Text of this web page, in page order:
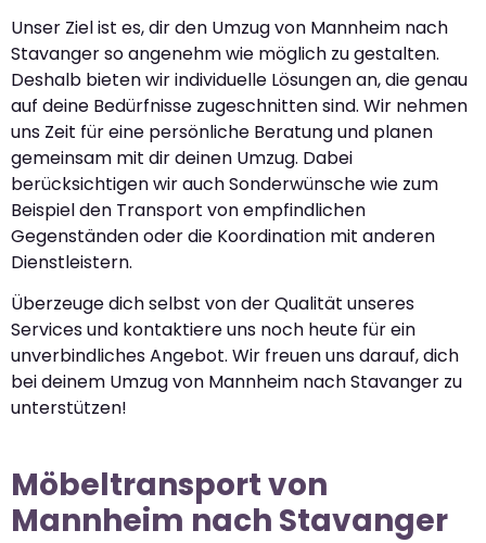
Unser Ziel ist es, dir den Umzug von Mannheim nach
Stavanger so angenehm wie möglich zu gestalten.
Deshalb bieten wir individuelle Lösungen an, die genau
auf deine Bedürfnisse zugeschnitten sind. Wir nehmen
uns Zeit für eine persönliche Beratung und planen
gemeinsam mit dir deinen Umzug. Dabei
berücksichtigen wir auch Sonderwünsche wie zum
Beispiel den Transport von empfindlichen
Gegenständen oder die Koordination mit anderen
Dienstleistern.
Überzeuge dich selbst von der Qualität unseres
Services und kontaktiere uns noch heute für ein
unverbindliches Angebot. Wir freuen uns darauf, dich
bei deinem Umzug von Mannheim nach Stavanger zu
unterstützen!
Möbeltransport von
Mannheim nach Stavanger